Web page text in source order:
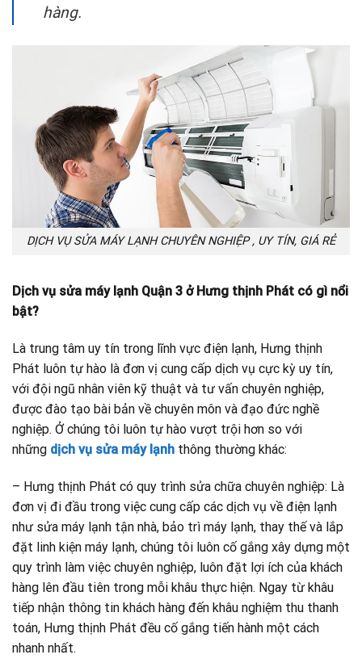
hàng.
DỊCH VỤ SỬA MÁY LẠNH CHUYÊN NGHIỆP , UY TÍN, GIÁ RẺ
Dịch vụ sửa máy lạnh Quận 3 ở Hưng thịnh Phát có gì nổi
bật?
Là trung tâm uy tín trong lĩnh vực điện lạnh, Hưng thịnh
Phát luôn tự hào là đơn vị cung cấp dịch vụ cực kỳ uy tín,
với đội ngũ nhân viên kỹ thuật và tư vấn chuyên nghiệp,
được đào tạo bài bản về chuyên môn và đạo đức nghề
nghiệp. Ở chúng tôi luôn tự hào vượt trội hơn so với
những dịch vụ sửa máy lạnh thông thường khác:
– Hưng thịnh Phát có quy trình sửa chữa chuyên nghiệp: Là
đơn vị đi đầu trong việc cung cấp các dịch vụ về điện lạnh
như sửa máy lạnh tận nhà, bảo trì máy lạnh, thay thế và lắp
đặt linh kiện máy lạnh, chúng tôi luôn cố gắng xây dựng một
quy trình làm việc chuyên nghiệp, luôn đặt lợi ích của khách
hàng lên đầu tiên trong mỗi khâu thực hiện. Ngay từ khâu
tiếp nhận thông tin khách hàng đến khâu nghiệm thu thanh
toán, Hưng thịnh Phát đều cố gắng tiến hành một cách
nhanh nhất.